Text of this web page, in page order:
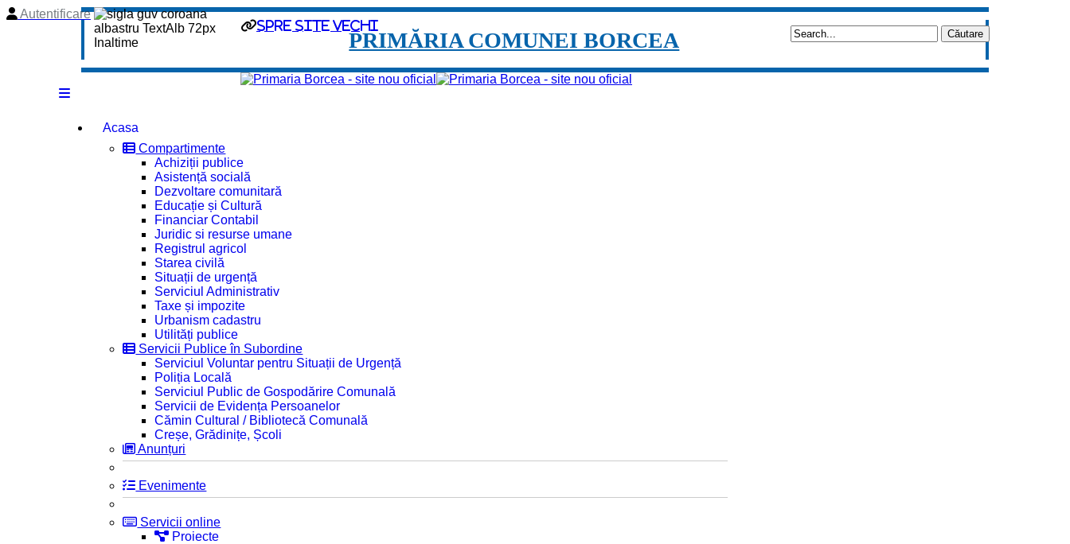
spre site vechi
Autentificare
PRIMĂRIA COMUNEI BORCEA
Acasa
Compartimente
Achiziții publice
Asistență socială
Dezvoltare comunitară
Educație și Cultură
Financiar Contabil
Juridic si resurse umane
Registrul agricol
Starea civilă
Situații de urgență
Serviciul Administrativ
Taxe și impozite
Urbanism cadastru
Utilități publice
Servicii Publice în Subordine
Serviciul Voluntar pentru Situații de Urgență
Poliția Locală
Serviciul Public de Gospodărire Comunală
Servicii de Evidența Persoanelor
Cămin Cultural / Bibliotecă Comunală
Creșe, Grădinițe, Școli
Anunțuri
Evenimente
Servicii online
Proiecte